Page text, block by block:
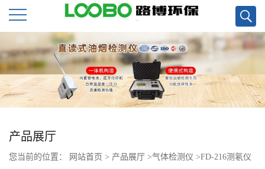
公
司
首
页
公
产品展厅
您当前的位置： 网站首页 > 产品展厅 >气体检测仪 >FD-216测氡仪